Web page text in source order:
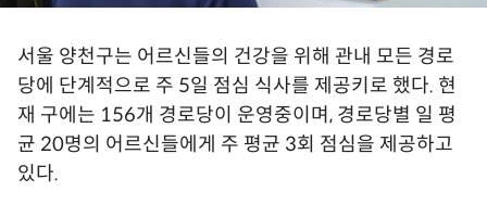
서울 양천구는 어르신들의 건강을 위해 관내 모든 경로
당에 단계적으로 주 5일 점심 식사를 제공키로 했다. 현
재 구에는 156개 경로당이 운영중이며, 경로당별 일 평
균 20명의 어르신들에게 주 평균 3회 점심을 제공하고
있다.